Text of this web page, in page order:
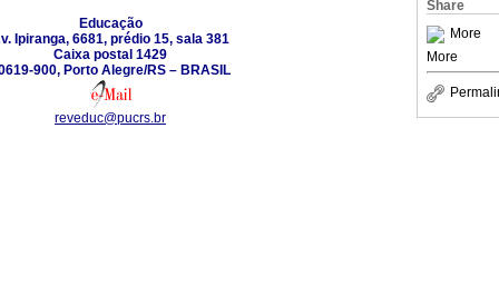
Share
More
More
Educação
Ipiranga, 6681, prédio 15, sala 381
Caixa postal 1429
900, Porto Alegre/RS – BRASIL
reveduc@pucrs.br